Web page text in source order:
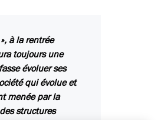
à la rentrée
toujours une
évoluer ses
qui évolue et
menée par la
structures